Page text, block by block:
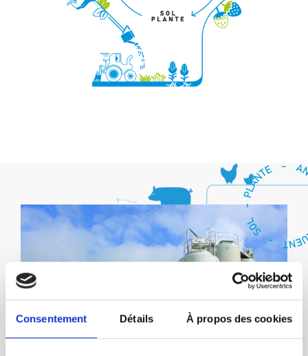
Consentement Détails À propos des cookies